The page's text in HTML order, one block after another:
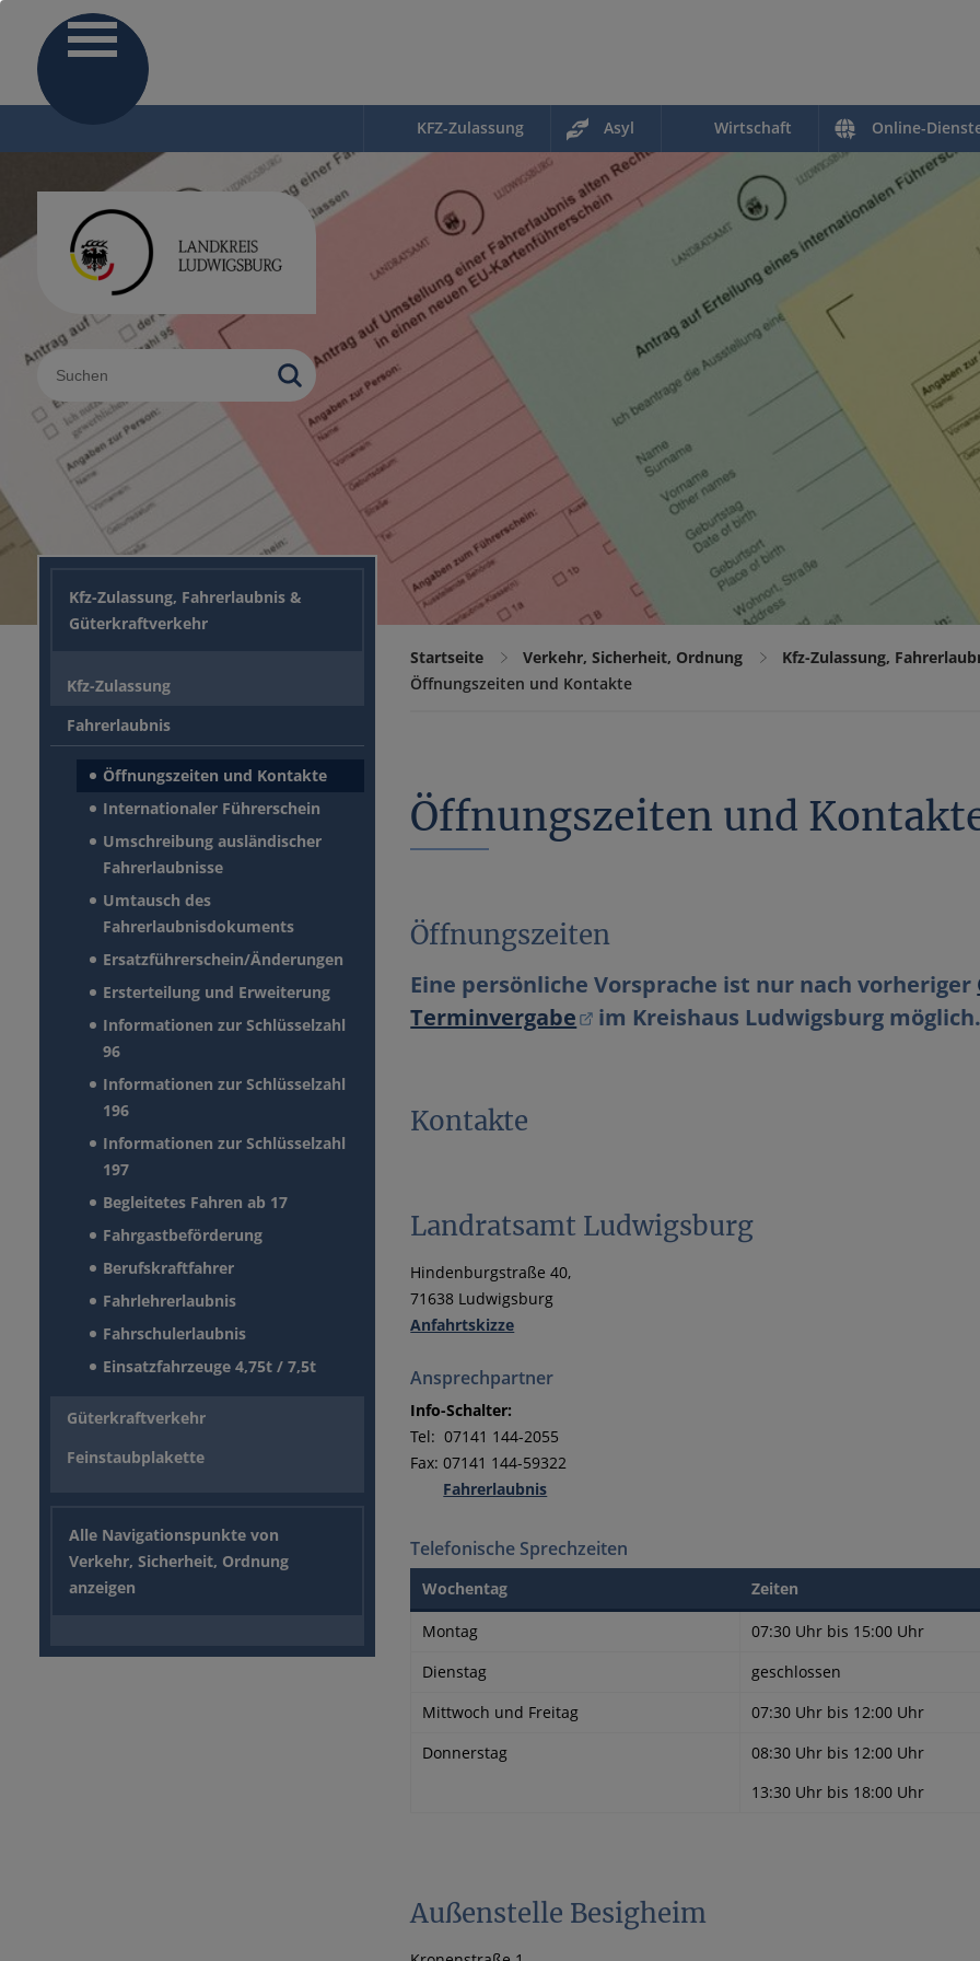
KFZ-Zulassung Asyl Wirtschaft Online-
Sucheingabe
Kfz-Zulassung, Fahrerlaubnis &
Güterkraftverkehr
Kfz-Zulassung
Fahrerlaubnis
Öffnungszeiten und Kontakte
Internationaler Führerschein
Umschreibung ausländischer
Fahrerlaubnisse
Umtausch des
Fahrerlaubnisdokuments
Ersatzführerschein/Änderungen
Ersterteilung und Erweiterung
Informationen zur Schlüsselzahl
96
Informationen zur Schlüsselzahl
196
Informationen zur Schlüsselzahl
197
Begleitetes Fahren ab 17
Fahrgastbeförderung
Berufskraftfahrer
Fahrlehrerlaubnis
Fahrschulerlaubnis
Einsatzfahrzeuge 4,75t / 7,5t
Güterkraftverkehr
Feinstaubplakette
Alle Navigationspunkte von
Verkehr, Sicherheit, Ordnung
anzeigen
Startseite Verkehr, Sicherheit, Ordnung
Kfz-Zulassung,
Öffnungszeiten und Kontakte
Öffnungszeiten und
Öffnungszeiten
Eine persönliche Vorsprache ist nur nach vorheriger
Terminvergabe
im Kreishaus Ludwigsburg
Kontakte
Landratsamt Ludwigsburg
Hindenburgstraße 40,
71638 Ludwigsburg
Anfahrtskizze
Ansprechpartner
Info-Schalter:
Tel: 07141 144-2055
Fax: 07141 144-59322
Fahrerlaubnis
Telefonische Sprechzeiten
Wochentag Zeiten
Montag
07:30 Uhr bis 15:00 Uhr
Dienstag
geschlossen
Mittwoch und Freitag
07:30 Uhr bis 12:00 Uhr
Donnerstag
08:30 Uhr bis 12:00 Uhr
13:30 Uhr bis 18:00 Uhr
Außenstelle Besigheim